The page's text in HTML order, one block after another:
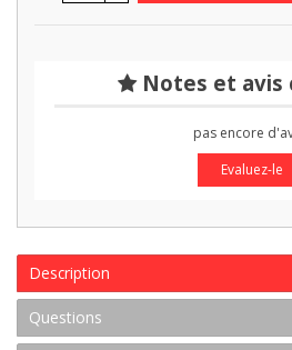
Notes et avis
pas encore
Evaluez-le
Description
Questions